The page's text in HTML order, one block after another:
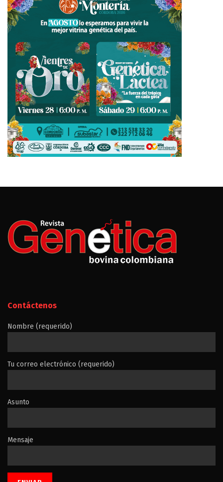
Contáctenos
Nombre (requerido)
Tu correo electrónico (requerido)
Asunto
Mensaje